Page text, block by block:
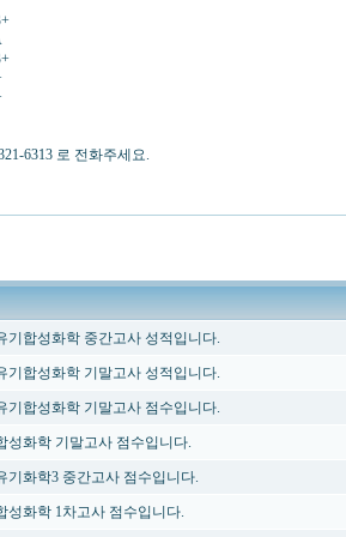
6313 로 전화주세요.
기합성화학 중간고사 성적입니다.
기합성화학 기말고사 성적입니다.
기합성화학 기말고사 점수입니다.
성화학 기말고사 점수입니다.
기화학3 중간고사 점수입니다.
성화학 1차고사 점수입니다.